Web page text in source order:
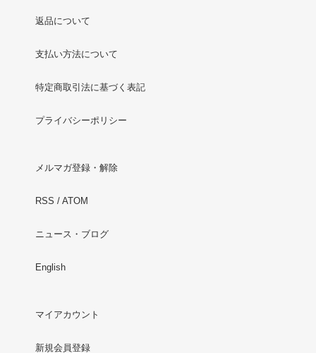
返品について
支払い方法について
特定商取引法に基づく表記
プライバシーポリシー
メルマガ登録・解除
RSS / ATOM
ニュース・ブログ
English
マイアカウント
新規会員登録